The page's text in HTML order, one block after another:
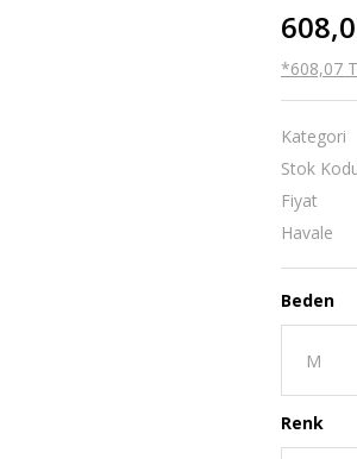
*608,07
Kategori
Stok
Fiyat
Havale
Beden
Renk